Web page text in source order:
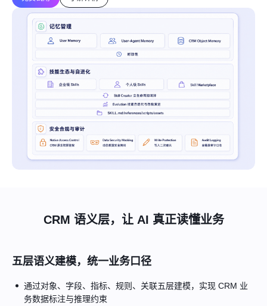
CRM 语义层，让 AI 真正读懂业务
五层语义建模，统一业务口径
通过对象、字段、指标、规则、关联五层建模，实现 CRM 业
务数据标注与推理约束